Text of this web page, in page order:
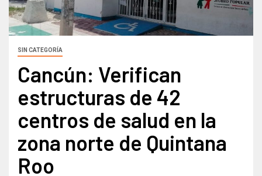
SIN CATEGORÍA
Cancún: Verifican
estructuras de 42
centros de salud en la
zona norte de Quintana
Roo